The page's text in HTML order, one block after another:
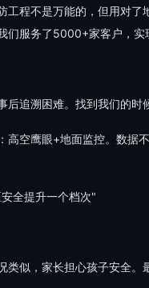
工程不是万能的，但用对了
们服务了5000+家客户，实
后追溯困难。找到我们的时
高空鹰眼+地面监控。数据
全提升一个档次"
类似，家长担心孩子安全。